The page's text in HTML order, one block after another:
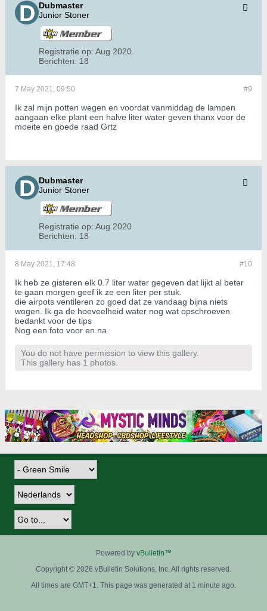
Dubmaster
Junior Stoner
Registratie op: Aug 2020
Berichten: 18
#9
7 May 2021, 09:50
Ik zal mijn potten wegen en voordat vanmiddag de lampen
aangaan elke plant een halve liter water geven thanx voor de
moeite en goede raad Grtz
Dubmaster
Junior Stoner
Registratie op: Aug 2020
Berichten: 18
#10
8 May 2021, 17:48
Ik heb ze gisteren elk 0.7 liter water gegeven dat lijkt al beter
te gaan morgen geef ik ze een liter per stuk.
die airpots ventileren zo goed dat ze vandaag bijna niets
wogen. Ik ga de hoeveelheid water nog wat opschroeven
bedankt voor de tips
Nog een foto voor en na
You do not have permission to view this gallery.
This gallery has 1 photos.
Powered by vBulletin™
Copyright © 2026 vBulletin Solutions, Inc. All rights reserved.
All times are GMT+1. This page was generated at 1 minute ago.